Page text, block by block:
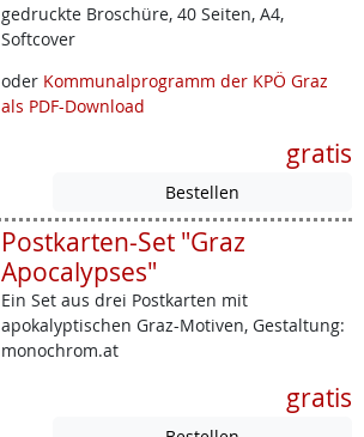
gedruckte Broschüre, 40 Seiten, A4,
Softcover
oder Kommunalprogramm der KPÖ Graz
als PDF-Download
gratis
Postkarten-Set "Graz
Apocalypses"
Ein Set aus drei Postkarten mit
apokalyptischen Graz-Motiven, Gestaltung:
monochrom.at
gratis